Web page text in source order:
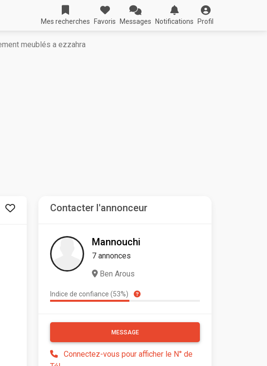
Mes recherches Favoris Messages Notifications Profil
meublés a ezzahra
Contacter l'annonceur
Mannouchi
7 annonces
Ben Arous
Indice de confiance (53%)
MESSAGE
Connectez-vous pour afficher le N° de